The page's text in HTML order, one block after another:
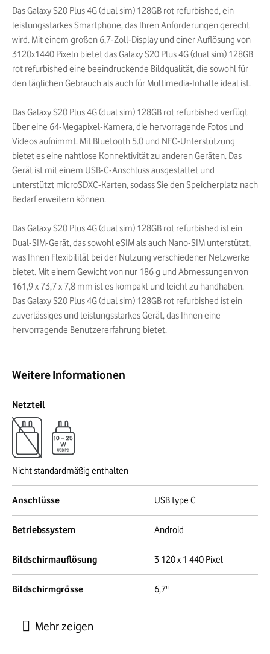
Das Galaxy S20 Plus 4G (dual sim) 128GB rot refurbished, ein
leistungsstarkes Smartphone, das Ihren Anforderungen gerecht
wird. Mit einem großen 6,7-Zoll-Display und einer Auflösung von
3120x1440 Pixeln bietet das Galaxy S20 Plus 4G (dual sim) 128GB
rot refurbished eine beeindruckende Bildqualität, die sowohl für
den täglichen Gebrauch als auch für Multimedia-Inhalte ideal ist.
Das Galaxy S20 Plus 4G (dual sim) 128GB rot refurbished verfügt
über eine 64-Megapixel-Kamera, die hervorragende Fotos und
Videos aufnimmt. Mit Bluetooth 5.0 und NFC-Unterstützung
bietet es eine nahtlose Konnektivität zu anderen Geräten. Das
Gerät ist mit einem USB-C-Anschluss ausgestattet und
unterstützt microSDXC-Karten, sodass Sie den Speicherplatz nach
Bedarf erweitern können.
Das Galaxy S20 Plus 4G (dual sim) 128GB rot refurbished ist ein
Dual-SIM-Gerät, das sowohl eSIM als auch Nano-SIM unterstützt,
was Ihnen Flexibilität bei der Nutzung verschiedener Netzwerke
bietet. Mit einem Gewicht von nur 186 g und Abmessungen von
161,9 x 73,7 x 7,8 mm ist es kompakt und leicht zu handhaben.
Das Galaxy S20 Plus 4G (dual sim) 128GB rot refurbished ist ein
zuverlässiges und leistungsstarkes Gerät, das Ihnen eine
hervorragende Benutzererfahrung bietet.
Weitere Informationen
Netzteil
Nicht standardmäßig enthalten
Anschlüsse USB type C
Betriebssystem Android
Bildschirmauflösung 3 120 x 1 440 Pixel
Bildschirmgrösse 6,7"